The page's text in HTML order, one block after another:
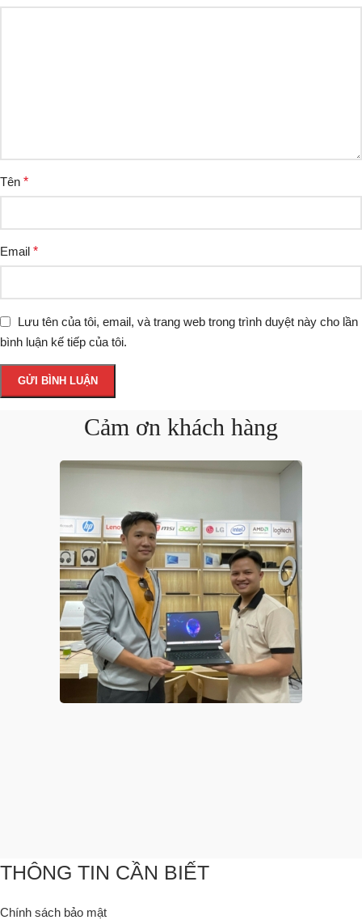
Tên *
Email *
Lưu tên của tôi, email, và trang web trong trình duyệt này cho lần
bình luận kế tiếp của tôi.
Cảm ơn khách hàng
THÔNG TIN CẦN BIẾT
Chính sách bảo mật